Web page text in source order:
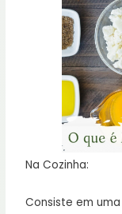
Na Cozinha:
Consiste em